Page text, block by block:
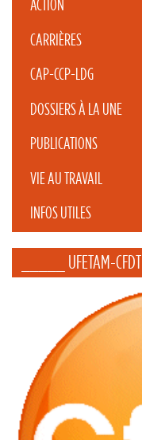
ACTION
CARRIÈRES
CAP-CCP-LDG
DOSSIERS À LA UNE
PUBLICATIONS
VIE AU TRAVAIL
INFOS UTILES
_____ UFETAM-CFDT